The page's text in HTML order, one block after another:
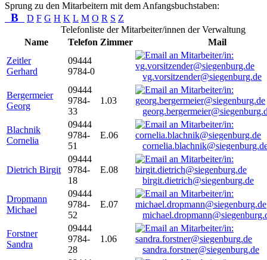
Sprung zu den Mitarbeitern mit dem Anfangsbuchstaben:
B D F G H K L M O R S Z
Telefonliste der Mitarbeiter/innen der Verwaltung
Name
Telefon Zimmer
Mail
Zeitler
Gerhard
09444
9784-0
vg.vorsitzender@siegenburg.de
Bergermeier
Georg
09444
9784-
33
1.03
Blachnik
Cornelia
09444
9784-
51
E.06
Dietrich Birgit
09444
9784-
18
E.08
birgit.dietrich@siegenburg.de
Dropmann
Michael
09444
9784-
52
E.07
Forstner
Sandra
09444
9784-
28
1.06
sandra.forstner@siegenburg.de